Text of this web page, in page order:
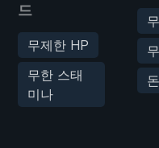
드
무제한 HP
무한 스태
미나